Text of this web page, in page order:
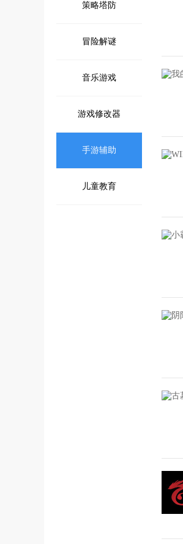
策略塔防
冒险解谜
音乐游戏
游戏修改器
手游辅助
儿童教育